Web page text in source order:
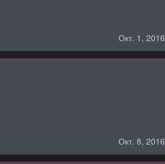
Окт. 1, 2016
Окт. 8, 2016